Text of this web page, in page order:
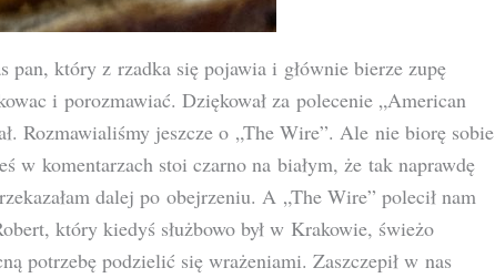
pan, który z rzadka się pojawia i głównie bierze zupę
i porozmawiać. Dziękował za polecenie „American
Rozmawialiśmy jeszcze o „The Wire”. Ale nie biorę sobie
w komentarzach stoi czarno na białym, że tak naprawdę
dalej po obejrzeniu. A „The Wire” polecił nam
który kiedyś służbowo był w Krakowie, świeżo
potrzebę podzielić się wrażeniami. Zaszczepił w nas